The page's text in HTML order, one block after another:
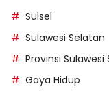
Sulsel
Sulawesi Selatan
Provinsi Sulawesi
Gaya Hidup